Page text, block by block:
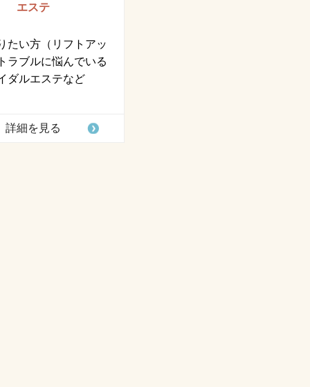
エステ
たい方（リフトアッ
ラブルに悩んでいる
ダルエステなど
詳細を見る